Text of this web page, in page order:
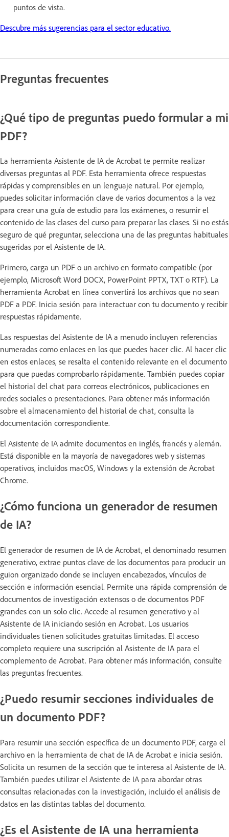
puntos de vista.
Descubre más sugerencias para el sector educativo.
Preguntas frecuentes
¿Qué tipo de preguntas puedo formular a mi
PDF?
La herramienta Asistente de IA de Acrobat te permite realizar
diversas preguntas al PDF. Esta herramienta ofrece respuestas
rápidas y comprensibles en un lenguaje natural. Por ejemplo,
puedes solicitar información clave de varios documentos a la vez
para crear una guía de estudio para los exámenes, o resumir el
contenido de las clases del curso para preparar las clases. Si no estás
seguro de qué preguntar, selecciona una de las preguntas habituales
sugeridas por el Asistente de IA.
Primero, carga un PDF o un archivo en formato compatible (por
ejemplo, Microsoft Word DOCX, PowerPoint PPTX, TXT o RTF). La
herramienta Acrobat en línea convertirá los archivos que no sean
PDF a PDF. Inicia sesión para interactuar con tu documento y recibir
respuestas rápidamente.
Las respuestas del Asistente de IA a menudo incluyen referencias
numeradas como enlaces en los que puedes hacer clic. Al hacer clic
en estos enlaces, se resalta el contenido relevante en el documento
para que puedas comprobarlo rápidamente. También puedes copiar
el historial del chat para correos electrónicos, publicaciones en
redes sociales o presentaciones. Para obtener más información
sobre el almacenamiento del historial de chat, consulta la
documentación correspondiente.
El Asistente de IA admite documentos en inglés, francés y alemán.
Está disponible en la mayoría de navegadores web y sistemas
operativos, incluidos macOS, Windows y la extensión de Acrobat
Chrome.
¿Cómo funciona un generador de resumen
de IA?
El generador de resumen de IA de Acrobat, el denominado resumen
generativo, extrae puntos clave de los documentos para producir un
guion organizado donde se incluyen encabezados, vínculos de
sección e información esencial. Permite una rápida comprensión de
documentos de investigación extensos o de documentos PDF
grandes con un solo clic. Accede al resumen generativo y al
Asistente de IA iniciando sesión en Acrobat. Los usuarios
individuales tienen solicitudes gratuitas limitadas. El acceso
completo requiere una suscripción al Asistente de IA para el
complemento de Acrobat. Para obtener más información, consulte
las preguntas frecuentes.
¿Puedo resumir secciones individuales de
un documento PDF?
Para resumir una sección específica de un documento PDF, carga el
archivo en la herramienta de chat de IA de Acrobat e inicia sesión.
Solicita un resumen de la sección que te interesa al Asistente de IA.
También puedes utilizar el Asistente de IA para abordar otras
consultas relacionadas con la investigación, incluido el análisis de
datos en las distintas tablas del documento.
¿Es el Asistente de IA una herramienta